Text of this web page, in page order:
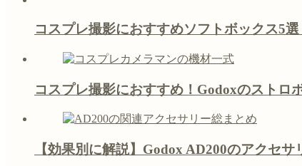
コスプレ撮影におすすめソフトボックス5選
コスプレ撮影におすすめ！Godoxのストロ
【効果別に解説】Godox AD200のアクセ